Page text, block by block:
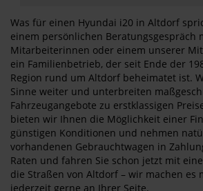
Was für einen Hyundai i20 in Altdorf
einem persönlichen Beratungsgespräch
Mitarbeiterinnen oder einem unserer
ein Familienbetrieb, der seit Ende der
Region rund um Altdorf beheimatet ist.
Sinne weiter und unterbreiten
Fahrzeugangebote zu erstklassigen
bieten wir Ihnen die Möglichkeit einer
günstigen Konditionen und nehmen
vorhandenen Gebrauchtwagen in
Raten und fahren Sie schon jetzt mit
die Straßen von Altdorf – wir machen es
jederzeit gerne an Ihrer Seite.